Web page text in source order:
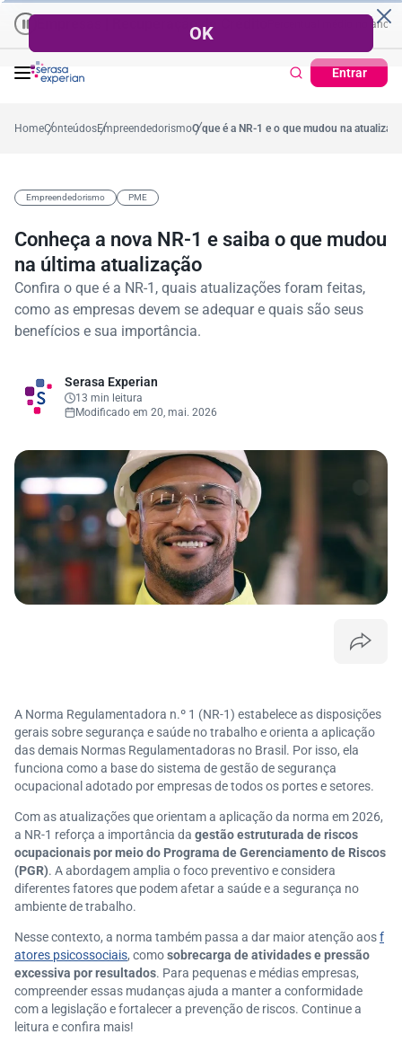
| Recuperação de Crédito
Entrar
57,2% Cartão de Crédito | Cadastro
HomeConteúdosEmpreendedorismoO que é a NR-1 e o que mudou na
Empreendedorismo PME
Conheça a nova NR-1 e saiba o que mudou
na última atualização
Confira o que é a NR-1, quais atualizações foram feitas,
como as empresas devem se adequar e quais são seus
benefícios e sua importância.
Serasa Experian
13 min leitura
Modificado em 20, mai. 2026
A Norma Regulamentadora n.º 1 (NR-1) estabelece as disposições
gerais sobre segurança e saúde no trabalho e orienta a aplicação
das demais Normas Regulamentadoras no Brasil. Por isso, ela
funciona como a base do sistema de gestão de segurança
ocupacional adotado por empresas de todos os portes e setores.
Com as atualizações que orientam a aplicação da norma em 2026,
a NR-1 reforça a importância da gestão estruturada de riscos
ocupacionais por meio do Programa de Gerenciamento de Riscos
(PGR). A abordagem amplia o foco preventivo e considera
diferentes fatores que podem afetar a saúde e a segurança no
ambiente de trabalho.
Nesse contexto, a norma também passa a dar maior atenção aosf
atores psicossociais, comosobrecarga de atividades e pressão
excessiva por resultados. Para pequenas e médias empresas,
compreender essas mudanças ajuda a manter a conformidade
com a legislação e fortalecer a prevenção de riscos. Continue a
leitura e confira mais!